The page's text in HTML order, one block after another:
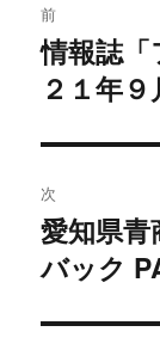
稿
ナ
ビ
ゲ
ー
シ
前
過
去
投
稿:
情報誌
２１年
次
次
の
稿:
愛知県
バック